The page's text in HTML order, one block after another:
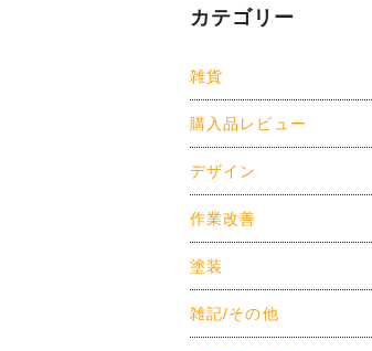
り
カテゴリー
雑貨
購入品レビュー
デザイン
作業改善
塗装
雑記/その他